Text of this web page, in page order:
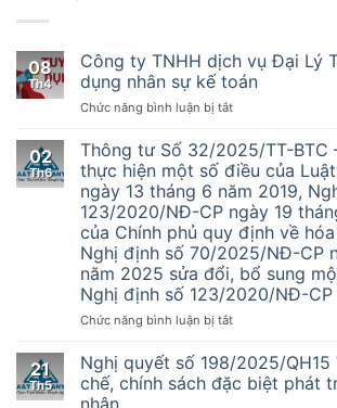
08
Th4
Công ty TNHH dịch vụ Đại Lý
dụng nhân sự kế toán
Chức năng bình luận bị tắtở
ty
TNHH
dịch
vụ
Đại
Lý
Thuế
A&T
tuyển
nhân
kế
toán
02
Th6
Thông tư Số 32/2025/TT-BTC
thực hiện một số điều của
ngày 13 tháng 6 năm 2019,
123/2020/NĐ-CP ngày 19
của Chính phủ quy định về
Nghị định số 70/2025/NĐ-CP
năm 2025 sửa đổi, bổ sung
Nghị định số 123/2020/NĐ-CP
Chức năng bình luận bị tắtở
tư
Số
32/2025/TT-
21
Th5
Nghị quyết số 198/2025/
chế, chính sách đặc biệt phát
nhân